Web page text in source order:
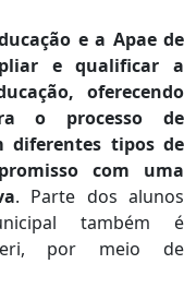
e a Apae de
e qualificar a
oferecendo
o processo de
diferentes tipos de
com uma
. Parte dos alunos
também é
por meio de